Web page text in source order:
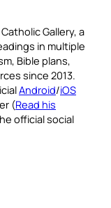
Gallery, a
in multiple
Bible plans,
since 2013.
Android/iOS
(Read his
official social